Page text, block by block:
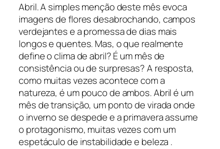
Abril. A simples menção deste mês evoca
imagens de flores desabrochando, campos
verdejantes e a promessa de dias mais
longos e quentes. Mas, o que realmente
define o clima de abril? É um mês de
consistência ou de surpresas? A resposta,
como muitas vezes acontece com a
natureza, é um pouco de ambos. Abril é um
mês de transição, um ponto de virada onde
o inverno se despede e a primavera assume
o protagonismo, muitas vezes com um
espetáculo de instabilidade e beleza .